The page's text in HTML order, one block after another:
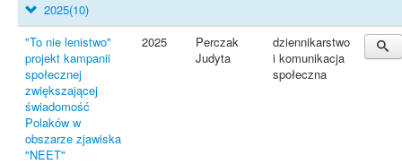
2025(10)
"To nie lenistwo"
projekt kampanii
społecznej
zwiększającej
świadomość
Polaków w
obszarze zjawiska
"NEET"
2025
Perczak
Judyta
dziennikarstwo
i komunikacja
społeczna